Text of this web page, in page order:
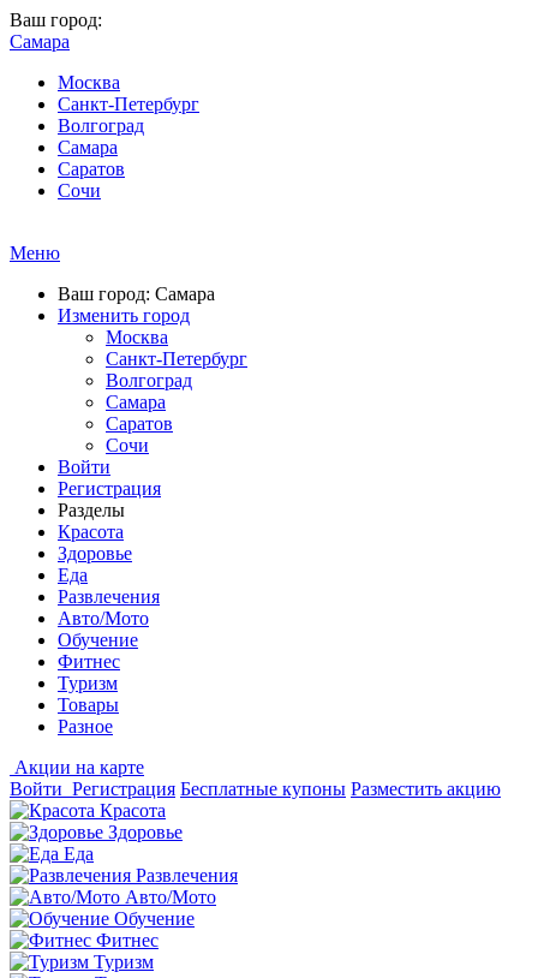
Ваш город:
Самара
Москва
Санкт-Петербург
Волгоград
Самара
Саратов
Сочи
Меню
Ваш город: Самара
Изменить город
Москва
Санкт-Петербург
Волгоград
Самара
Саратов
Сочи
Войти
Регистрация
Разделы
Красота
Здоровье
Еда
Развлечения
Авто/Мото
Обучение
Фитнес
Туризм
Товары
Разное
Акции на карте
Войти Регистрация Бесплатные купоны Разместить акцию
Красота
Здоровье
Еда
Развлечения
Авто/Мото
Обучение
Фитнес
Туризм